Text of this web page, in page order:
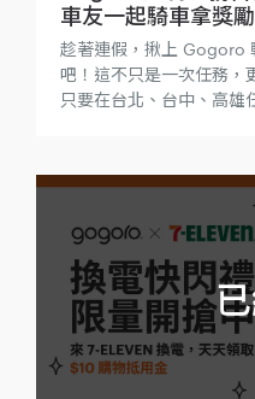
車友一起騎車拿獎勵
趁著連假，揪上 Gogoro
吧！這不只是一次任務，
只要在台北、台中、高雄